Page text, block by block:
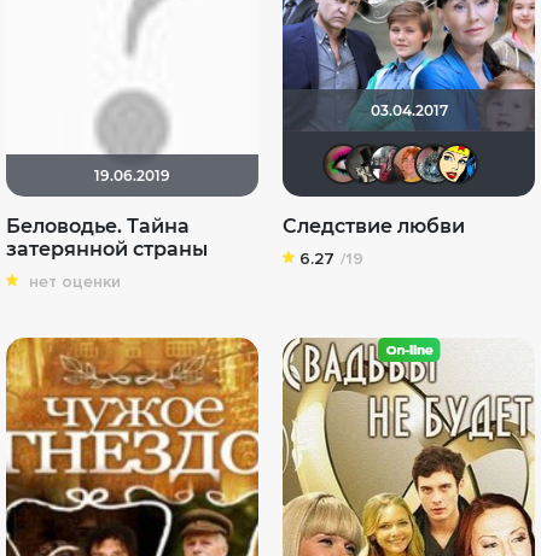
19.06.2019
Беловодье. Тайна
затерянной страны
нет оценки
03.04.2017
Следствие любви
6.27 /19